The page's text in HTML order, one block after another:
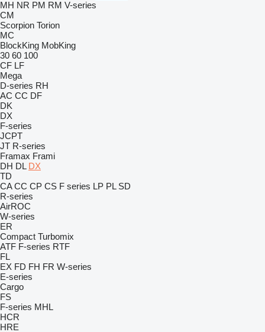
MH NR PM RM V-series
CM
Scorpion Torion
MC
BlockKing MobKing
30 60 100
CF LF
Mega
D-series RH
AC CC DF
DK
DX
F-series
JCPT
JT R-series
Framax Frami
DH DL DX
TD
CA CC CP CS F series LP PL SD
R-series
AirROC
W-series
ER
Compact Turbomix
ATF F-series RTF
FL
EX FD FH FR W-series
E-series
Cargo
FS
F-series MHL
HCR
HRE